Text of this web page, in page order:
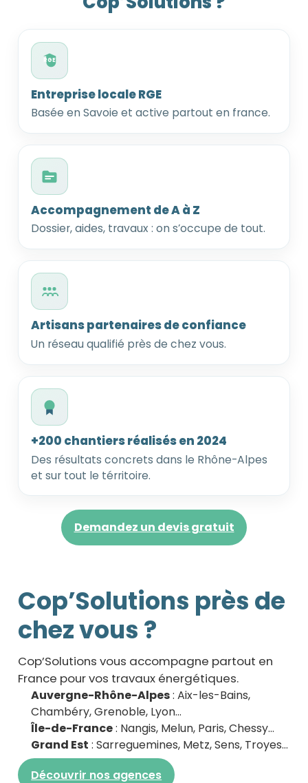
RGE
Entreprise locale RGE
Basée en Savoie et active partout en france.
Accompagnement de A à Z
Dossier, aides, travaux : on s’occupe de tout.
Artisans partenaires de confiance
Un réseau qualifié près de chez vous.
+200 chantiers réalisés en 2024
Des résultats concrets dans le Rhône-Alpes
et sur tout le térritoire.
Demandez un devis gratuit
Cop’Solutions près de
chez vous ?
Cop’Solutions vous accompagne partout en
France pour vos travaux énergétiques.
Auvergne-Rhône-Alpes: Aix-les-Bains,
Chambéry, Grenoble, Lyon…
Île-de-France: Nangis, Melun, Paris, Chessy…
Grand Est : Sarreguemines, Metz, Sens, Troyes…
Découvrir nos agences